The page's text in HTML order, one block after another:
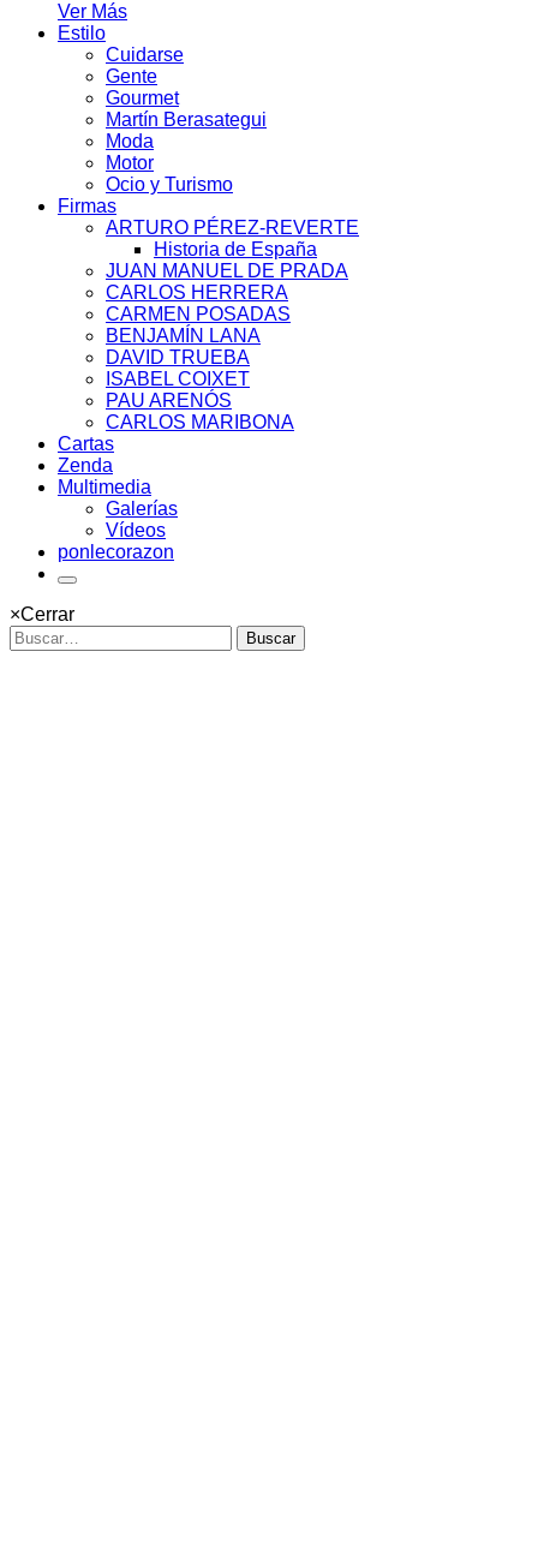
Ver Más
Estilo
Cuidarse
Gente
Gourmet
Martín Berasategui
Moda
Motor
Ocio y Turismo
Firmas
ARTURO PÉREZ-REVERTE
Historia de España
JUAN MANUEL DE PRADA
CARLOS HERRERA
CARMEN POSADAS
BENJAMÍN LANA
DAVID TRUEBA
ISABEL COIXET
PAU ARENÓS
CARLOS MARIBONA
Cartas
Zenda
Multimedia
Galerías
Vídeos
ponlecorazon
×Cerrar
Buscar